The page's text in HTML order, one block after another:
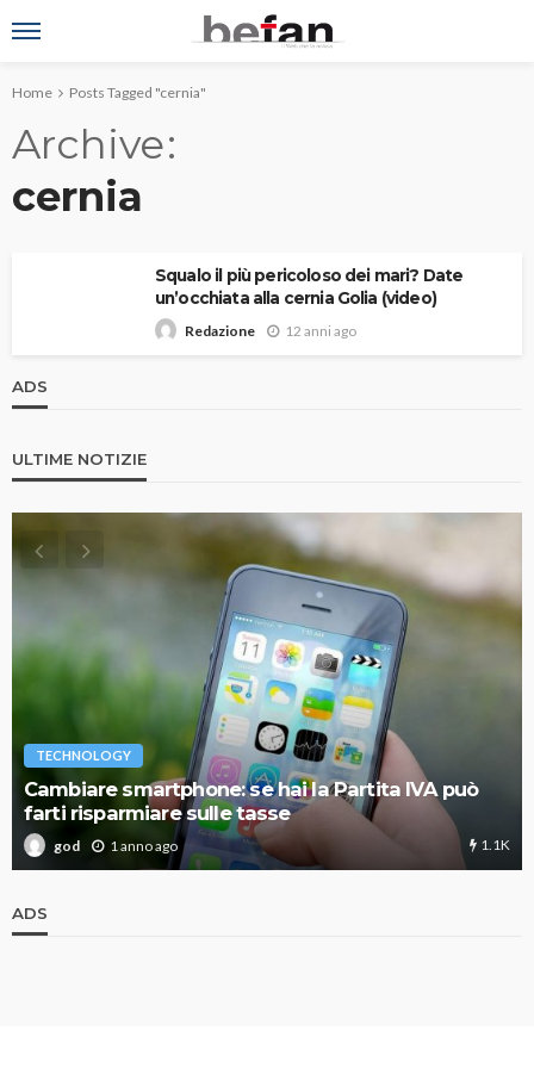
Home Posts Tagged "cernia"
Archive
cernia
Squalo il più pericoloso dei mari? Date
un’occhiata alla cernia Golia (video)
Redazione 12 anni ago
ADS
ULTIME NOTIZIE
TECHNOLOGY
Cambiare smartphone: se hai la Partita IVA può
farti risparmiare sulle tasse
god 1 anno ago 1.1K
ADS